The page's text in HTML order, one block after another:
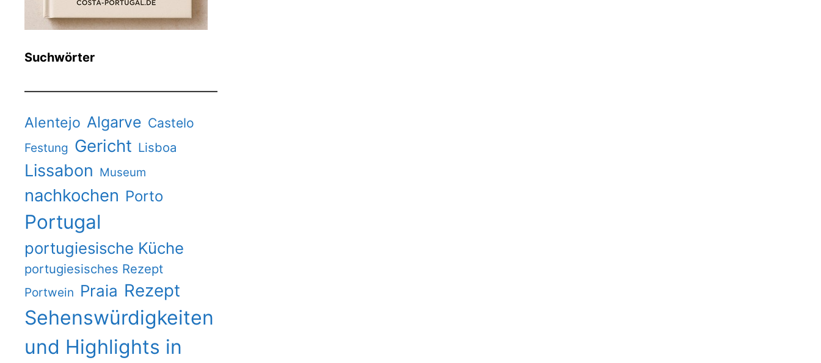
Suchwörter
Alentejo Algarve Castelo
Festung Gericht Lisboa
Lissabon Museum
nachkochen Porto
Portugal
portugiesische Küche
portugiesisches Rezept
Portwein Praia Rezept
Sehenswürdigkeiten
und Highlights in